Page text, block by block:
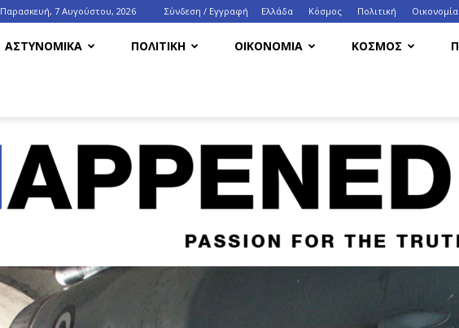
Παρασκευή, 7 Αυγούστου, 2026 Σύνδεση / Εγγραφή Ελλάδα Κόσμος Πολιτική Οικονομία
ΑΣΤΥΝΟΜΙΚΑ ΠΟΛΙΤΙΚΗ ΟΙΚΟΝΟΜΙΑ ΚΟΣΜΟΣ
HappenedNow.gr